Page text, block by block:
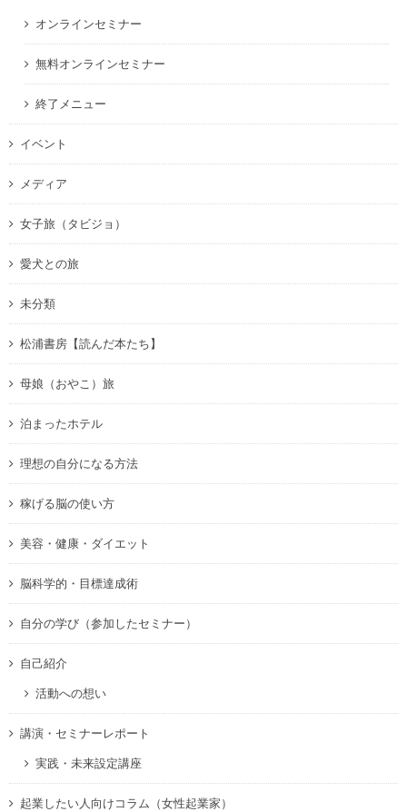
オンラインセミナー
無料オンラインセミナー
終了メニュー
イベント
メディア
女子旅（タビジョ）
愛犬との旅
未分類
松浦書房【読んだ本たち】
母娘（おやこ）旅
泊まったホテル
理想の自分になる方法
稼げる脳の使い方
美容・健康・ダイエット
脳科学的・目標達成術
自分の学び（参加したセミナー）
自己紹介
活動への想い
講演・セミナーレポート
実践・未来設定講座
起業したい人向けコラム（女性起業家）